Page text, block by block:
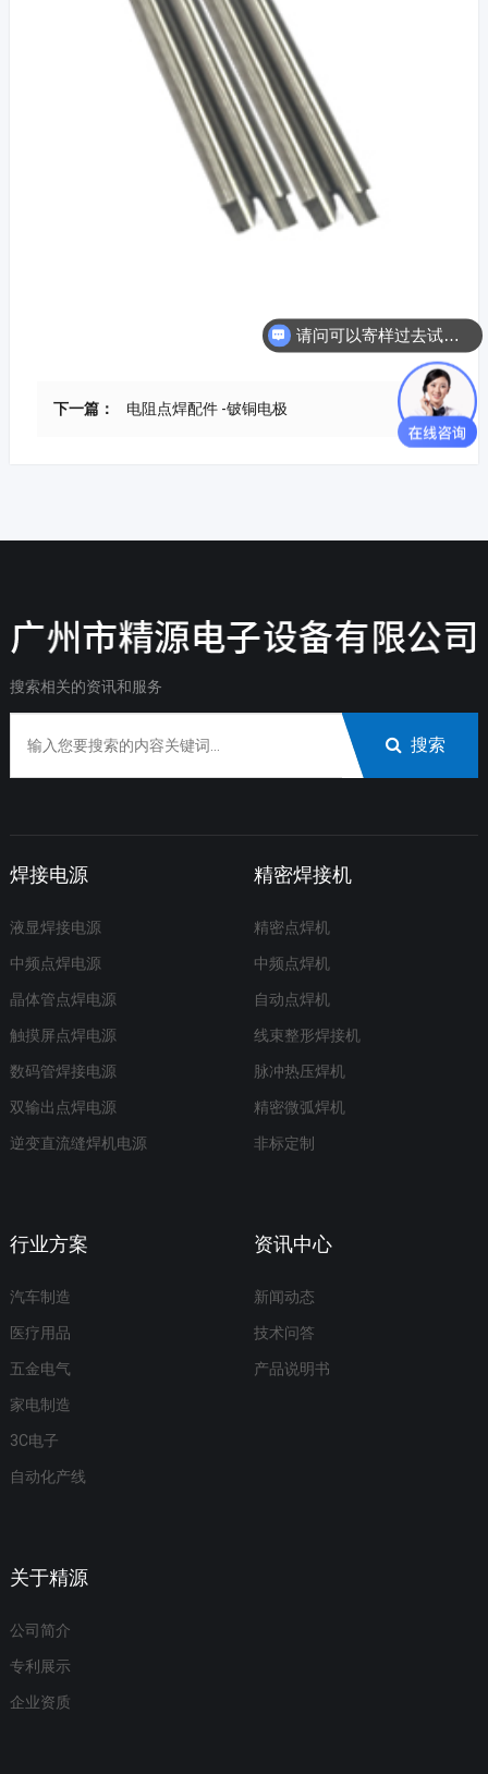
下一篇： 电阻点焊配件 -铍铜电极
搜索相关的资讯和服务
搜索
焊接电源
液显焊接电源
中频点焊电源
晶体管点焊电源
触摸屏点焊电源
数码管焊接电源
双输出点焊电源
逆变直流缝焊机电源
精密焊接机
精密点焊机
中频点焊机
自动点焊机
线束整形焊接机
脉冲热压焊机
精密微弧焊机
非标定制
行业方案
汽车制造
医疗用品
五金电气
家电制造
3C电子
自动化产线
资讯中心
新闻动态
技术问答
产品说明书
关于精源
公司简介
专利展示
企业资质
请问可以寄样过去试焊吗？